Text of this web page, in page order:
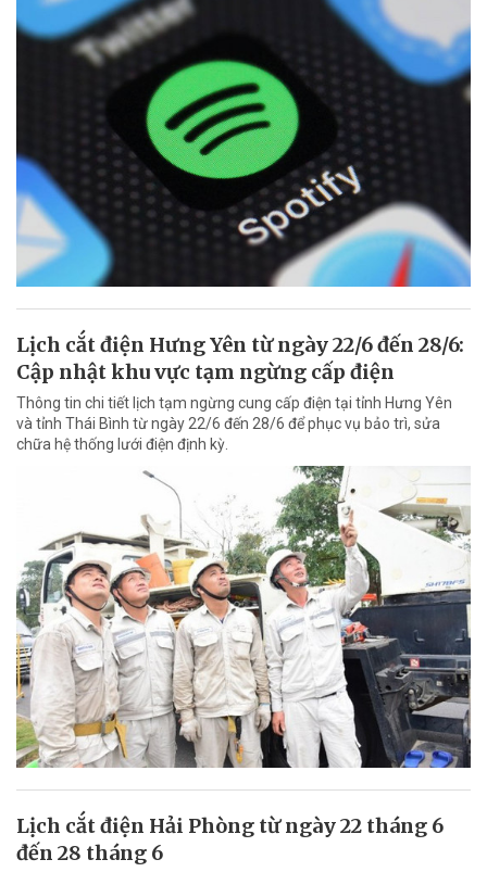
Lịch cắt điện Hưng Yên từ ngày 22/6 đến 28/6:
Cập nhật khu vực tạm ngừng cấp điện
Thông tin chi tiết lịch tạm ngừng cung cấp điện tại tỉnh Hưng Yên
và tỉnh Thái Bình từ ngày 22/6 đến 28/6 để phục vụ bảo trì, sửa
chữa hệ thống lưới điện định kỳ.
Lịch cắt điện Hải Phòng từ ngày 22 tháng 6
đến 28 tháng 6